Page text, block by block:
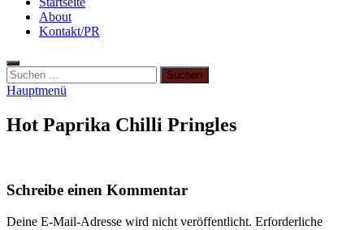
About
Kontakt/PR
Suchen
nach:
Hauptmenü
Hot Paprika Chilli Pringles
Schreibe einen Kommentar
Deine E-Mail-Adresse wird nicht veröffentlicht. Erforderliche